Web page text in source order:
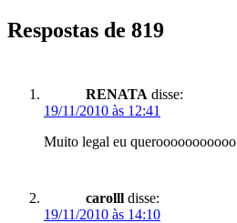
Respostas de 819
RENATA disse:
19/11/2010 às 12:41
Muito legal eu querooooooooooo
carolll disse:
19/11/2010 às 14:10